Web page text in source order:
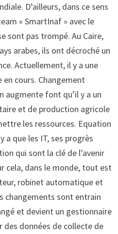
D’ailleurs, dans ce sens
« SmartInaf » avec le
sont pas trompé. Au Caire,
arabes, ils ont décroché un
Actuellement, il y a une
cours. Changement
augmente font qu’il y a un
et de production agricole
les ressources. Equation
a que les IT, ses progrès
qui sont la clé de l’avenir
cela, dans le monde, tout est
robinet automatique et
changements sont entrain
et devient un gestionnaire
données de collecte de